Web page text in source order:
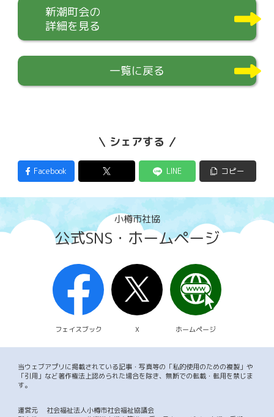
新潮町会の
詳細を見る
一覧に戻る
シェアする
Facebook LINE コピー
小樽市社協
公式SNS・ホームページ
フェイスブック X ホームページ
当ウェブアプリに掲載されている記事・写真等の「私的使用のための複製」や
「引用」など著作権法上認められた場合を除き、無断での転載・転用を禁じま
す。
運営元 社会福祉法人小樽市社会福祉協議会